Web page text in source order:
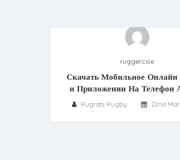
ruggercise
Скачать Мобильное Онлайн
и Приложении На Телефон
Rugrats Rugby 22nd